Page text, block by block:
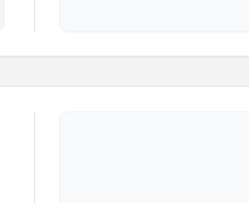
Takvim
Randevu Takvimi Talebi
Op. Dr. Hakan Şimşek